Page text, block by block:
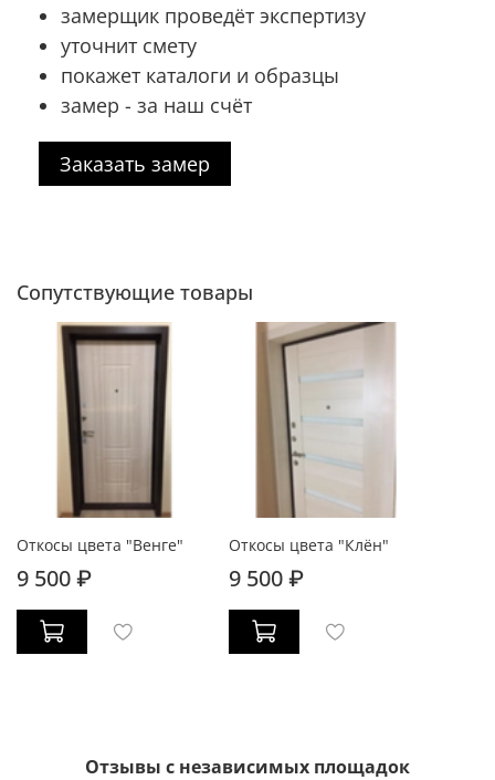
замерщик проведёт экспертизу
уточнит смету
покажет каталоги и образцы
замер - за наш счёт
Заказать замер
Сопутствующие товары
Откосы цвета "Венге"
9 500 ₽
Откосы цвета "Клён"
9 500 ₽
Отзывы с независимых площадок